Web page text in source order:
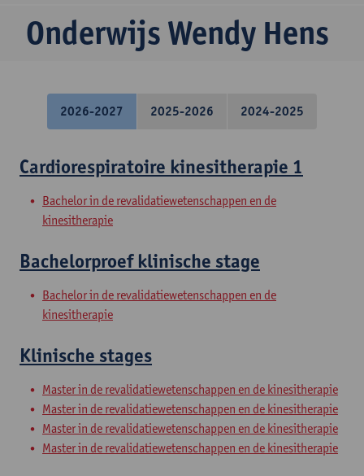
Onderwijs Wendy Hens
2026-2027 2025-2026 2024-2025
Cardiorespiratoire kinesitherapie 1
Bachelor in de revalidatiewetenschappen en de
kinesitherapie
Bachelorproef klinische stage
Bachelor in de revalidatiewetenschappen en de
kinesitherapie
Klinische stages
Master in de revalidatiewetenschappen en de kinesitherapie
Master in de revalidatiewetenschappen en de kinesitherapie
Master in de revalidatiewetenschappen en de kinesitherapie
Master in de revalidatiewetenschappen en de kinesitherapie